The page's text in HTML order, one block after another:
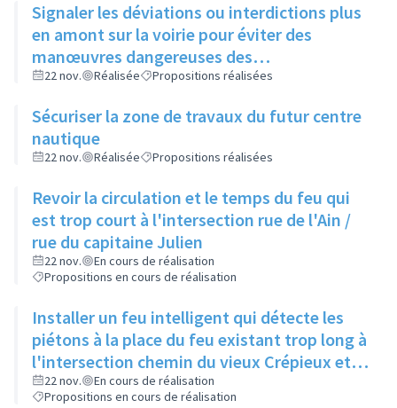
Signaler les déviations ou interdictions plus
en amont sur la voirie pour éviter des
manœuvres dangereuses des
automobilistes
22 nov. Réalisée Propositions réalisées
Sécuriser la zone de travaux du futur centre
nautique
22 nov. Réalisée Propositions réalisées
Revoir la circulation et le temps du feu qui
est trop court à l'intersection rue de l'Ain /
rue du capitaine Julien
22 nov.
En cours de réalisation
Propositions en cours de réalisation
Installer un feu intelligent qui détecte les
piétons à la place du feu existant trop long à
l'intersection chemin du vieux Crépieux et
route de Strasbourg
22 nov.
En cours de réalisation
Propositions en cours de réalisation